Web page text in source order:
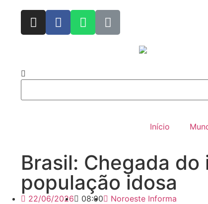
Início
Brasil: Chegada
população idosa
22/06/2026 08:00 Noroeste Informa